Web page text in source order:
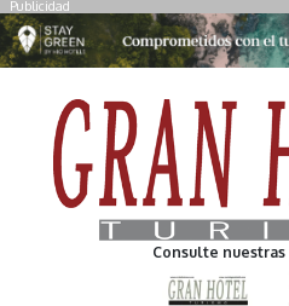
Publicidad
Consulte